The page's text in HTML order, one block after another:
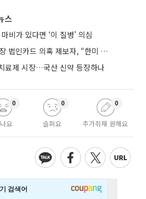
스
비가 있다면 ‘이 질병’ 의심
한미약품 송영숙 회장 법인카드 의혹 제보자, “한미 잘 되기 바라는 마음”
료제 시장…국산 신약 등장하나
요
0
슬퍼요
0
추가취재 원해요
0